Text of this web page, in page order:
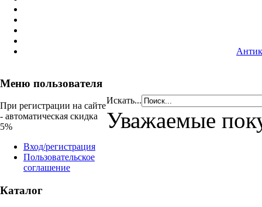
Меню пользователя
При регистрации на сайте
- автоматическая скидка
5%
Вход/регистрация
Пользовательское
соглашение
Каталог
Искать...
Уважаемые